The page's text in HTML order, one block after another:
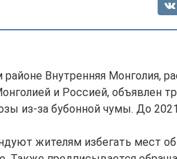
Внутренняя Монголия,
и Россией, объявлен
из-за бубонной чумы. До
жителям избегать мест